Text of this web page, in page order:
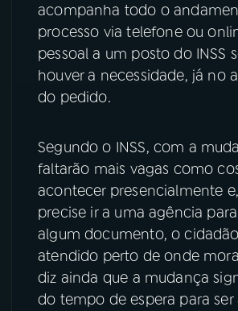
acompanha todo o
processo via telefone ou
pessoal a um posto do INSS
houver a necessidade, já no
do pedido.
Segundo o INSS, com a
faltarão mais vagas como
acontecer presencialmente
precise ir a uma agência
algum documento, o
atendido perto de onde
diz ainda que a mudança
do tempo de espera para ser